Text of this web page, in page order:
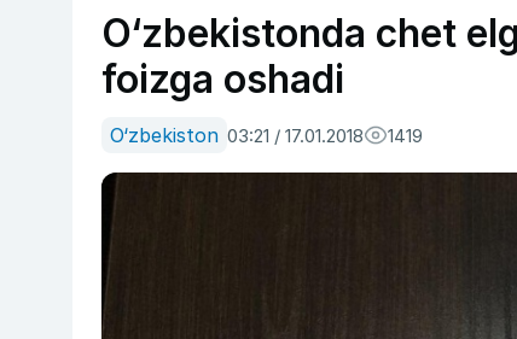
O‘zbekistonda chet
foizga oshadi
O‘zbekiston 03:21 / 17.01.2018 1419